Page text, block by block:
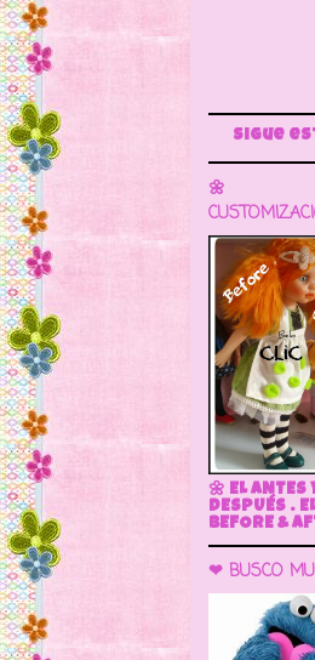
Sigue este blog para
🌼
🌼 EL ANTES
DESPUÉS .
BEFORE &
❤ BUSCO